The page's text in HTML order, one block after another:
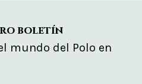
boletín
mundo del Polo en